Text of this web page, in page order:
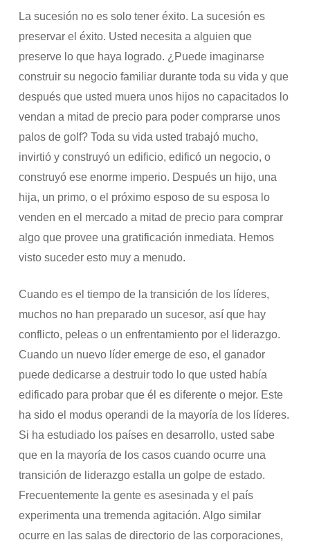
La sucesión no es solo tener éxito. La sucesión es
preservar el éxito. Usted necesita a alguien que
preserve lo que haya logrado. ¿Puede imaginarse
construir su negocio familiar durante toda su vida y que
después que usted muera unos hijos no capacitados lo
vendan a mitad de precio para poder comprarse unos
palos de golf? Toda su vida usted trabajó mucho,
invirtió y construyó un edificio, edificó un negocio, o
construyó ese enorme imperio. Después un hijo, una
hija, un primo, o el próximo esposo de su esposa lo
venden en el mercado a mitad de precio para comprar
algo que provee una gratificación inmediata. Hemos
visto suceder esto muy a menudo.
Cuando es el tiempo de la transición de los líderes,
muchos no han preparado un sucesor, así que hay
conflicto, peleas o un enfrentamiento por el liderazgo.
Cuando un nuevo líder emerge de eso, el ganador
puede dedicarse a destruir todo lo que usted había
edificado para probar que él es diferente o mejor. Este
ha sido el modus operandi de la mayoría de los líderes.
Si ha estudiado los países en desarrollo, usted sabe
que en la mayoría de los casos cuando ocurre una
transición de liderazgo estalla un golpe de estado.
Frecuentemente la gente es asesinada y el país
experimenta una tremenda agitación. Algo similar
ocurre en las salas de directorio de las corporaciones,